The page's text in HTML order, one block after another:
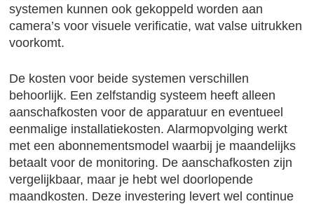
systemen kunnen ook gekoppeld worden aan
camera’s voor visuele verificatie, wat valse uitrukken
voorkomt.
De kosten voor beide systemen verschillen
behoorlijk. Een zelfstandig systeem heeft alleen
aanschafkosten voor de apparatuur en eventueel
eenmalige installatiekosten. Alarmopvolging werkt
met een abonnementsmodel waarbij je maandelijks
betaalt voor de monitoring. De aanschafkosten zijn
vergelijkbaar, maar je hebt wel doorlopende
maandkosten. Deze investering levert wel continue